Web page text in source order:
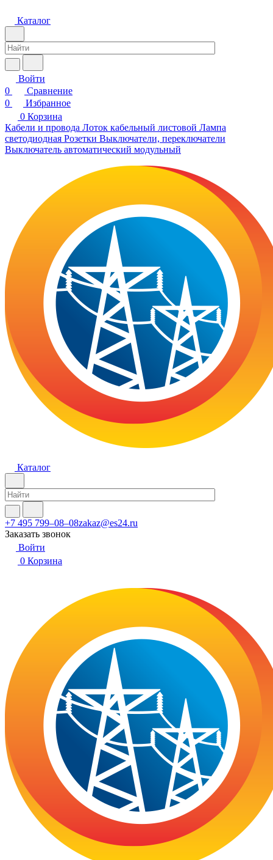
Каталог
Войти
0
Сравнение
0
Избранное
0 Корзина
Кабели и провода Лоток кабельный листовой Лампа
светодиодная Розетки Выключатели, переключатели
Выключатель автоматический модульный
Каталог
+7 495 799–08–08zakaz@es24.ru
Заказать звонок
Войти
0 Корзина